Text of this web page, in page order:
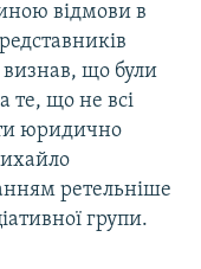
відмови в
визнав, що були
те, що не всі
юридично
ретельніше
групи.